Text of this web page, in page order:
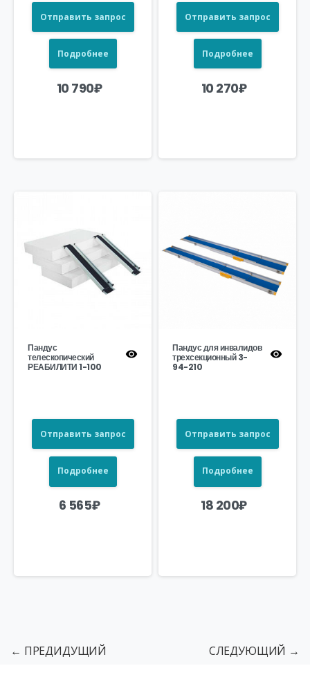
Отправить запрос
Подробнее
10 790₽
Отправить запрос
Подробнее
10 270₽
Пандус
телескопический
РЕАБИЛИТИ 1-100
Отправить запрос
Подробнее
6 565₽
Пандус для инвалидов
трехсекционный 3-
94-210
Отправить запрос
Подробнее
18 200₽
← ПРЕДИДУЩИЙ СЛЕДУЮЩИЙ →